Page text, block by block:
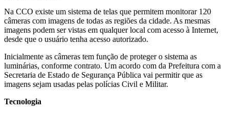
Na CCO existe um sistema de telas que permitem monitorar 120
câmeras com imagens de todas as regiões da cidade. As mesmas
imagens podem ser vistas em qualquer local com acesso à Internet,
desde que o usuário tenha acesso autorizado.
Inicialmente as câmeras tem função de proteger o sistema as
luminárias, conforme contrato. Um acordo com da Prefeitura com a
Secretaria de Estado de Segurança Pública vai permitir que as
imagens sejam usadas pelas polícias Civil e Militar.
Tecnologia